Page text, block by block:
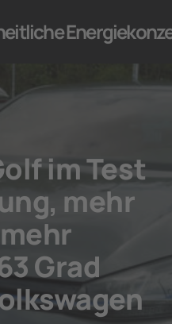
im Test
mehr
Grad